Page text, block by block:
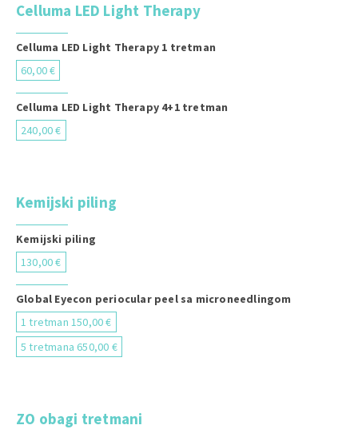
Celluma LED Light Therapy
Celluma LED Light Therapy 1 tretman
60,00 €
Celluma LED Light Therapy 4+1 tretman
240,00 €
Kemijski piling
Kemijski piling
130,00 €
Global Eyecon periocular peel sa microneedlingom
1 tretman 150,00 €
5 tretmana 650,00 €
ZO obagi tretmani